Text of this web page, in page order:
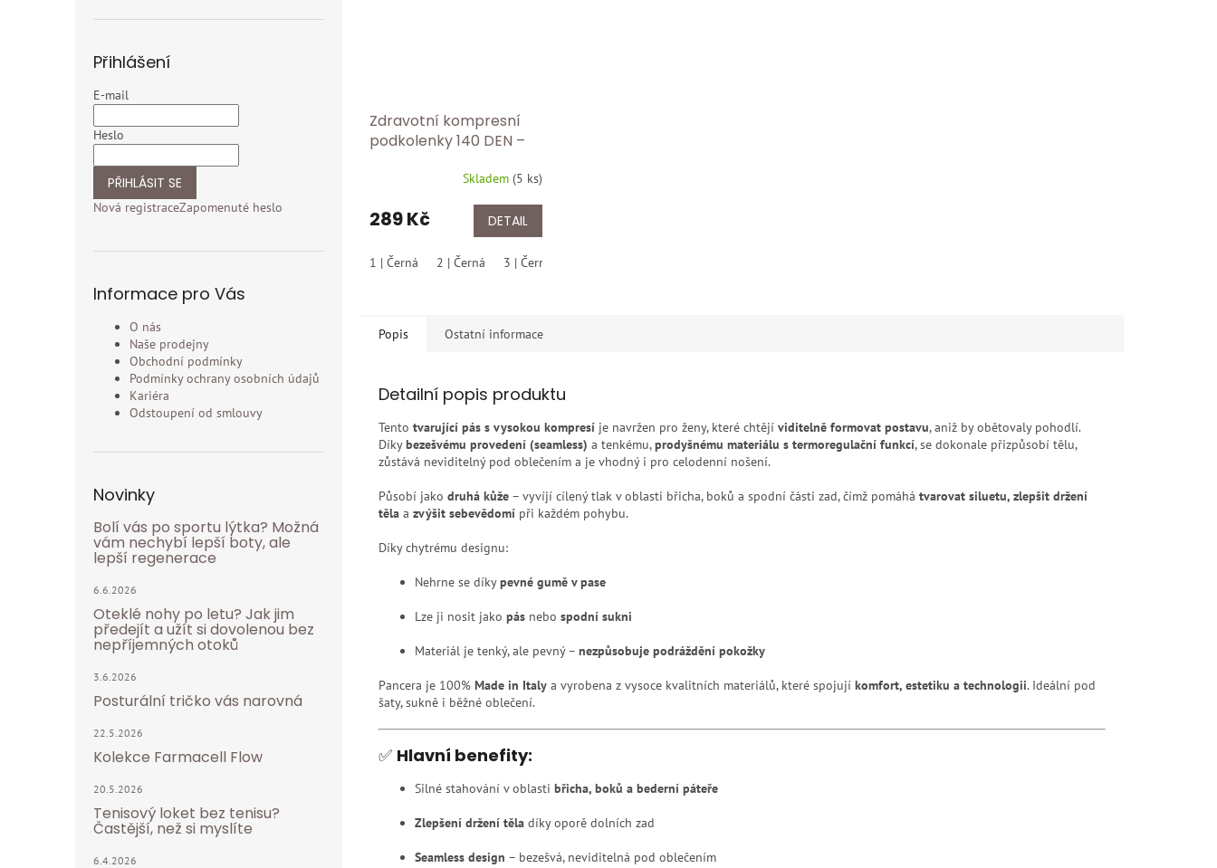
Přihlášení
E-mail
Heslo
PŘIHLÁSIT SE
Nová registraceZapomenuté heslo
Informace pro Vás
O nás
Naše prodejny
Obchodní podmínky
Podmínky ochrany osobních údajů
Kariéra
Odstoupení od smlouvy
Novinky
Bolí vás po sportu lýtka? Možná
vám nechybí lepší boty, ale
lepší regenerace
6.6.2026
Oteklé nohy po letu? Jak jim
předejít a užít si dovolenou bez
nepříjemných otoků
3.6.2026
Posturální tričko vás narovná
22.5.2026
Kolekce Farmacell Flow
20.5.2026
Tenisový loket bez tenisu?
Častější, než si myslíte
6.4.2026
Zdravotní kompresní
podkolenky 140 DEN –
Skladem (5 ks)
289 Kč DETAIL
1 | Černá 2 | Černá 3 | Černá
Popis Ostatní informace
Detailní popis produktu
Tento tvarující pás s vysokou kompresí je navržen pro ženy, které chtějí viditelně formovat postavu, aniž by obětovaly pohodlí.
Díkybezešvému provedení (seamless) a tenkému,prodyšnému materiálu s termoregulační funkcí, se dokonale přizpůsobí tělu,
zůstává neviditelný pod oblečením a je vhodný i pro celodenní nošení.
Působí jako druhá kůže – vyvíjí cílený tlak v oblasti břicha, boků a spodní části zad, čímž pomáhá tvarovat siluetu, zlepšit držení
těla a zvýšit sebevědomí při každém pohybu.
Díky chytrému designu:
Nehrne se díkypevné gumě v pase
Lze ji nosit jako pás nebo spodní sukni
Materiál je tenký, ale pevný – nezpůsobuje podráždění pokožky
Pancera je 100% Made in Italy a vyrobena z vysoce kvalitních materiálů, které spojují komfort, estetiku a technologii. Ideální pod
šaty, sukně i běžné oblečení.
✅ Hlavní benefity:
Silné stahování v oblasti břicha, boků a bederní páteře
Zlepšení držení těla díky oporě dolních zad
Seamless design – bezešvá, neviditelná pod oblečením